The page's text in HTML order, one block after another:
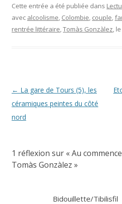
Cette entrée a été publiée dans
avec alcoolisme, Colombie, couple,
rentrée littéraire,Tomàs Gonzàlez, le
Navigation
des
articles
← La gare de Tours (5), les
céramiques peintes du côté
nord
1 réflexion sur «Au
Tomàs Gonzàlez »
Bidouillette/Tibilisfil